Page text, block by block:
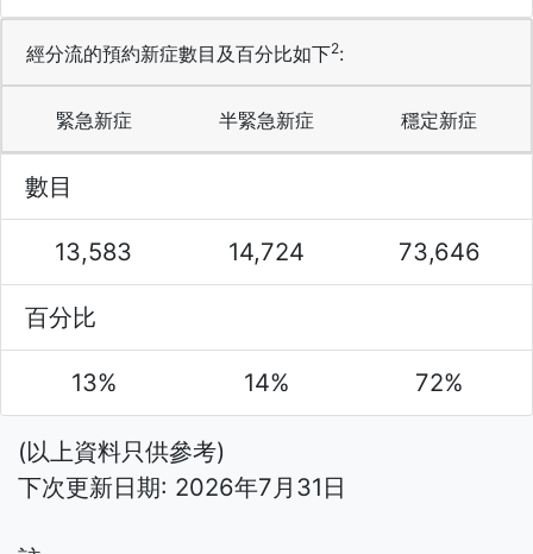
經分流的預約新症數目及百分比如下2:
緊急新症 半緊急新症 穩定新症
數目
13,583 14,724 73,646
百分比
13% 14% 72%
(以上資料只供參考)
下次更新日期: 2026年7月31日